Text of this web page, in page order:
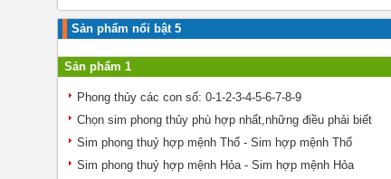
Sản phẩm nổi bật 5
Sản phẩm 1
Phong thủy các con số: 0-1-2-3-4-5-6-7-8-9
Chọn sim phong thủy phù hợp nhất,những điều phải biết
Sim phong thuỷ hợp mệnh Thổ - Sim hợp mệnh Thổ
Sim phong thuỷ hợp mệnh Hỏa - Sim hợp mệnh Hỏa